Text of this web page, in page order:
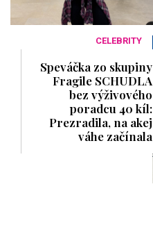
CELEBRITY
Speváčka zo skupiny
Fragile SCHUDLA
bez výživového
poradcu 40 kíl:
Prezradila, na akej
váhe začínala